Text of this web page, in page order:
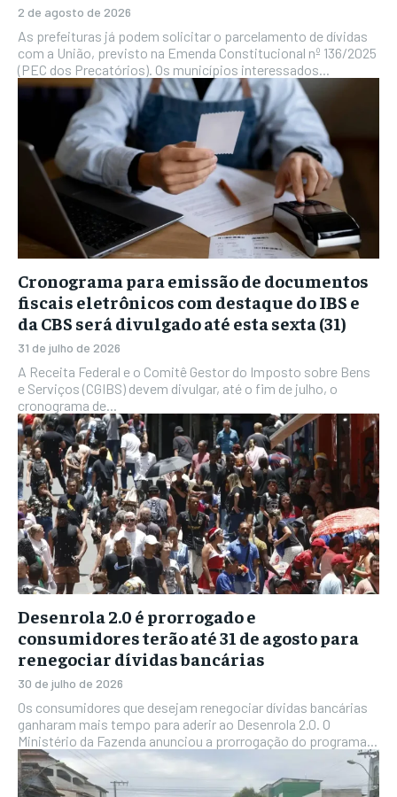
2 de agosto de 2026
As prefeituras já podem solicitar o parcelamento de dívidas
com a União, previsto na Emenda Constitucional nº 136/2025
(PEC dos Precatórios). Os municípios interessados...
Cronograma para emissão de documentos
fiscais eletrônicos com destaque do IBS e
da CBS será divulgado até esta sexta (31)
31 de julho de 2026
A Receita Federal e o Comitê Gestor do Imposto sobre Bens
e Serviços (CGIBS) devem divulgar, até o fim de julho, o
cronograma de...
Desenrola 2.0 é prorrogado e
consumidores terão até 31 de agosto para
renegociar dívidas bancárias
30 de julho de 2026
Os consumidores que desejam renegociar dívidas bancárias
ganharam mais tempo para aderir ao Desenrola 2.0. O
Ministério da Fazenda anunciou a prorrogação do programa...